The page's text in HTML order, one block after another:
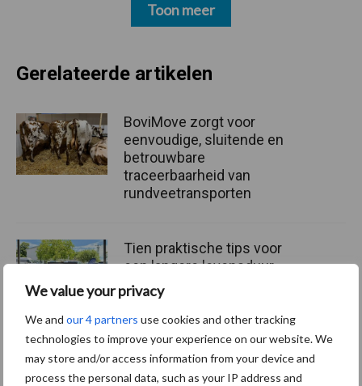
We value your privacy
We and our 4 partners use cookies and other tracking
technologies to improve your experience on our website. We
may store and/or access information from your device and
process the personal data, such as your IP address and
Toon meer
Gerelateerde artikelen
BoviMove zorgt voor
eenvoudige, sluitende en
betrouwbare
traceerbaarheid van
rundveetransporten
Tien praktische tips voor
een langere levensduur
“Vraag naar praktische
hygieneoplossingen is in